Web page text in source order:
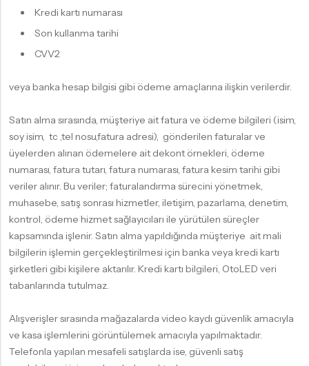
Kredi kartı numarası
Son kullanma tarihi
CVV2
veya banka hesap bilgisi gibi ödeme amaçlarına ilişkin verilerdir.
Satın alma sırasında, müşteriye ait fatura ve ödeme bilgileri (isim,
soy isim, tc ,tel nosu,fatura adresi), gönderilen faturalar ve
üyelerden alınan ödemelere ait dekont örnekleri, ödeme
numarası, fatura tutarı, fatura numarası, fatura kesim tarihi gibi
veriler alınır. Bu veriler; faturalandırma sürecini yönetmek,
muhasebe, satış sonrası hizmetler, iletişim, pazarlama, denetim,
kontrol, ödeme hizmet sağlayıcıları ile yürütülen süreçler
kapsamında işlenir. Satın alma yapıldığında müşteriye ait mali
bilgilerin işlemin gerçekleştirilmesi için banka veya kredi kartı
şirketleri gibi kişilere aktarılır. Kredi kartı bilgileri, OtoLED veri
tabanlarında tutulmaz.
Alışverişler sırasında mağazalarda video kaydı güvenlik amacıyla
ve kasa işlemlerini görüntülemek amacıyla yapılmaktadır.
Telefonla yapılan mesafeli satışlarda ise, güvenli satış